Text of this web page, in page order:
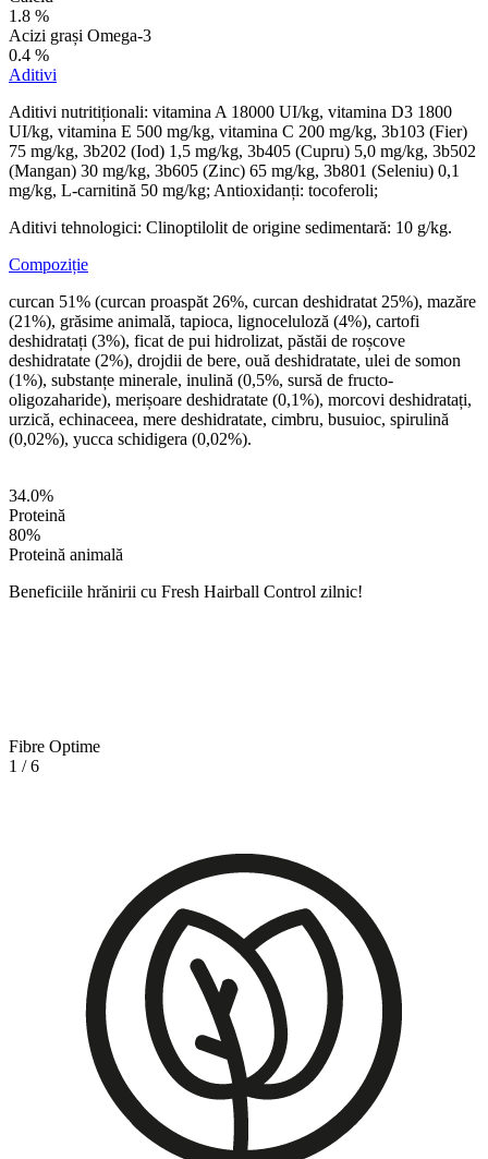
1.8 %
Acizi grași Omega-3
0.4 %
Aditivi
Aditivi nutritiționali: vitamina A 18000 UI/kg, vitamina D3 1800
UI/kg, vitamina E 500 mg/kg, vitamina C 200 mg/kg, 3b103 (Fier)
75 mg/kg, 3b202 (Iod) 1,5 mg/kg, 3b405 (Cupru) 5,0 mg/kg, 3b502
(Mangan) 30 mg/kg, 3b605 (Zinc) 65 mg/kg, 3b801 (Seleniu) 0,1
mg/kg, L-carnitină 50 mg/kg; Antioxidanți: tocoferoli;
Aditivi tehnologici: Clinoptilolit de origine sedimentară: 10 g/kg.
Compoziție
curcan 51% (curcan proaspăt 26%, curcan deshidratat 25%), mazăre
(21%), grăsime animală, tapioca, lignoceluloză (4%), cartofi
deshidratați (3%), ficat de pui hidrolizat, păstăi de roșcove
deshidratate (2%), drojdii de bere, ouă deshidratate, ulei de somon
(1%), substanțe minerale, inulină (0,5%, sursă de fructo-
oligozaharide), merișoare deshidratate (0,1%), morcovi deshidratați,
urzică, echinaceea, mere deshidratate, cimbru, busuioc, spirulină
(0,02%), yucca schidigera (0,02%).
34.0%
Proteină
80%
Proteină animală
Beneficiile hrănirii cu Fresh Hairball Control zilnic!
Fibre Optime
1 /6